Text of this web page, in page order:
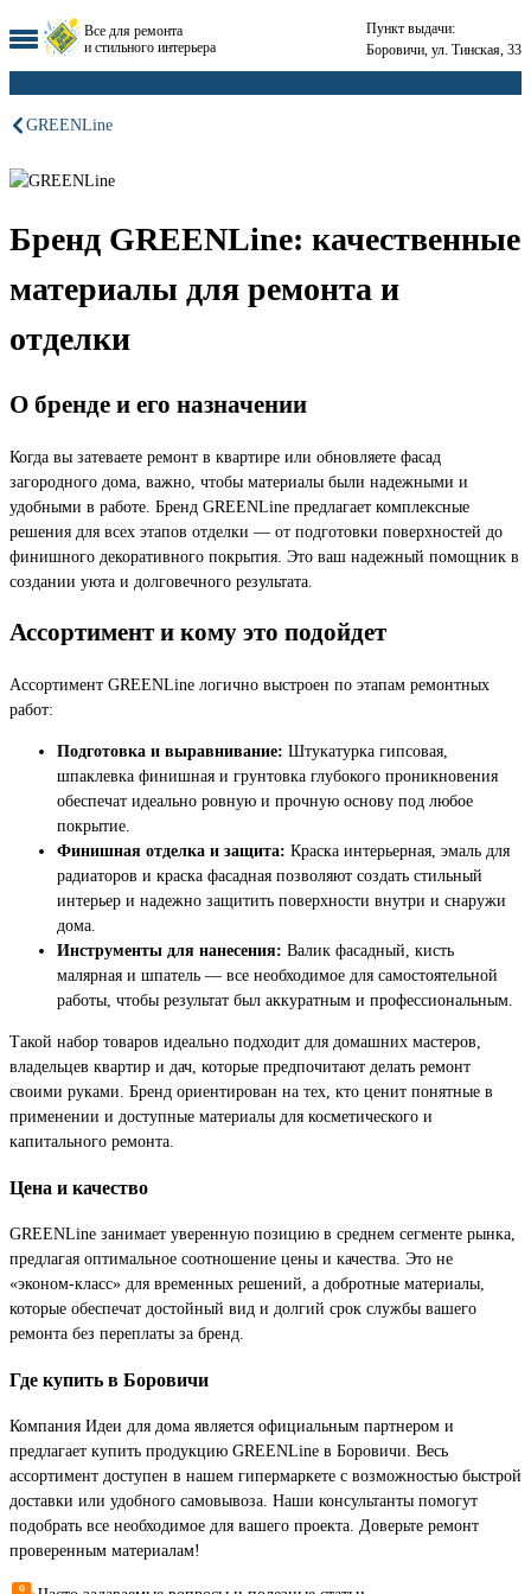
Все для ремонта
и стильного интерьера
Пункт выдачи:
Боровичи, ул. Тинская, 33
GREENLine
Бренд GREENLine: качественные
материалы для ремонта и
отделки
О бренде и его назначении
Когда вы затеваете ремонт в квартире или обновляете фасад
загородного дома, важно, чтобы материалы были надежными и
удобными в работе. Бренд GREENLine предлагает комплексные
решения для всех этапов отделки — от подготовки поверхностей до
финишного декоративного покрытия. Это ваш надежный помощник в
создании уюта и долговечного результата.
Ассортимент и кому это подойдет
Ассортимент GREENLine логично выстроен по этапам ремонтных
работ:
Подготовка и выравнивание: Штукатурка гипсовая,
шпаклевка финишная и грунтовка глубокого проникновения
обеспечат идеально ровную и прочную основу под любое
покрытие.
Финишная отделка и защита: Краска интерьерная, эмаль для
радиаторов и краска фасадная позволяют создать стильный
интерьер и надежно защитить поверхности внутри и снаружи
дома.
Инструменты для нанесения: Валик фасадный, кисть
малярная и шпатель — все необходимое для самостоятельной
работы, чтобы результат был аккуратным и профессиональным.
Такой набор товаров идеально подходит для домашних мастеров,
владельцев квартир и дач, которые предпочитают делать ремонт
своими руками. Бренд ориентирован на тех, кто ценит понятные в
применении и доступные материалы для косметического и
капитального ремонта.
Цена и качество
GREENLine занимает уверенную позицию в среднем сегменте рынка,
предлагая оптимальное соотношение цены и качества. Это не
«эконом-класс» для временных решений, а добротные материалы,
которые обеспечат достойный вид и долгий срок службы вашего
ремонта без переплаты за бренд.
Где купить в Боровичи
Компания Идеи для дома является официальным партнером и
предлагает купить продукцию GREENLine в Боровичи. Весь
ассортимент доступен в нашем гипермаркете с возможностью быстрой
доставки или удобного самовывоза. Наши консультанты помогут
подобрать все необходимое для вашего проекта. Доверьте ремонт
проверенным материалам!